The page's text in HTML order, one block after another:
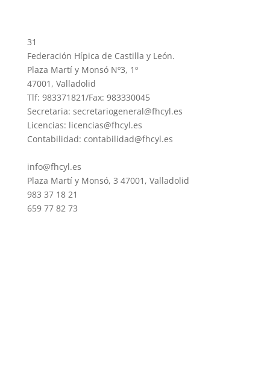
31
Federación Hípica de Castilla y León.
Plaza Martí y Monsó Nº3, 1º
47001, Valladolid
Tlf: 983371821/Fax: 983330045
Secretaria: secretariogeneral@fhcyl.es
Licencias: licencias@fhcyl.es
Contabilidad: contabilidad@fhcyl.es
info@fhcyl.es
Plaza Martí y Monsó, 3 47001, Valladolid
983 37 18 21
659 77 82 73